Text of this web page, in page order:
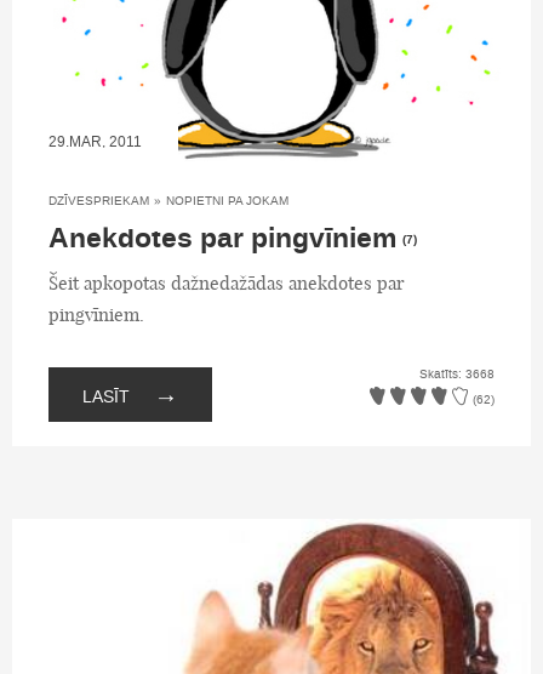
29.MAR, 2011
DZĪVESPRIEKAM » NOPIETNI PA JOKAM
Anekdotes par pingvīniem (7)
Šeit apkopotas dažnedažādas anekdotes par
pingvīniem.
LASĪT →
Skatīts: 3668
(62)